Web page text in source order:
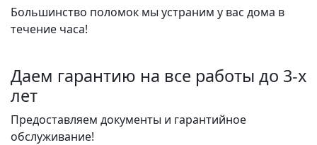
Большинство поломок мы устраним у вас дома в
течение часа!
Даем гарантию на все работы до 3-х
лет
Предоставляем документы и гарантийное
обслуживание!